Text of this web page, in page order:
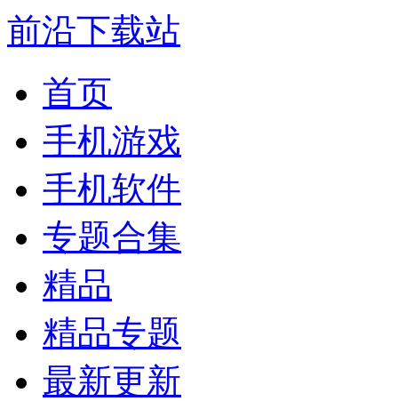
前沿下载站
首页
手机游戏
手机软件
专题合集
精品
精品专题
最新更新